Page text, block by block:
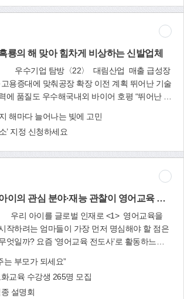
선거를 통해 일꾼을 뽑을 경우 어떤 점에다가
시 암시해주는 대목임을 알 수가 있습니다.여하간
되고, 선거가 있는 해에는 온 나라가 들썩들썩
하여 뭔가 신명나는 분위기가 만들어졌음을 상기
면 아마 올해도 즐겁고 재미있는 일들이 넘쳐나
대박의 한 해가 될 것입니다.아무튼 겨우내 기
모두에게 희망과 행복을 가져다주기를 소망해 봅
니다.그리고 이번 선거를 통하여 우리 모두가 함께
해가 되는 그런 새봄이 시작되기를 열망하면서
1천200여 년 전 후당시대의 유명한 선승인 조주선
합니다. 춘유백화추유월(春有百花秋有月) /봄
엔 꽃 가을엔 달하유량풍동유설(夏有凉風冬有雪)
/여름엔 시원한 바람 겨울엔 눈이라약무한사괘심
두(若無閑事掛心頭) /만약 욕심 없이 한가로우면
상이라!
사에 드는 비용 1천만원을 후원했다. 모라동에
거주하는 박티펌 씨의 부모님과 감전동에 사는 키
리야 파와스리 씨의 여동생 등 모두 5명이 베트남
과 태국에서 비행기를 타고 한국에 와 꿈에도 그리
비롯해 부산 시내를 함께 관광하며 즐거운 시간을
가졌다. 21일에는 괘법동 엠시티뷔페에서 저녁 식
사를 함께 들며 얘기꽃을 피웠다.올해로 창립 35주
을 맞이하는 사상신협은 2011년 12월 31일 현
재 조합원이 7천38명이며, 괘법동 본점과 모라·주
억6천200만원을 기록했으며, 다문화가정 지원을
☎324-1733)
려와 두 분을 모시고 살기로 한 형님네가 승호를
데려온 것이다. 승호는 다름 아닌 위탁가정 아이
려와 2년 동안 키워주고 나중에 승호를 낳아주
신 친부모에게 돌려보내 주는 역할을 하는 것이다.
우리 형님이래서가 아니라 너무 멋지고 훌륭하신
각이었다. 물론 형님네 조카들은 모두 다 대학생
님도 잘했다며 흔쾌히 받아들이셨고, 지금은 어
머님이 승호를 더 잘 봐주신다.나도 그동안 말로만
켜보니 참 위대한 사랑의 실천이 아닐 수 없다.
요즘 경제적으로 어려움을 겪는 가정이 많은데, 이
런 경우 대부분 일시적으로만 아이들을 돌봐주면
부모들이 어려운 상황을 수습하고 정상적인 가
정생활을 되찾는 데 큰 도움이 된다고 한다.자녀가
있는 사람이라면 다 알 것이다. 아이를 키운다는
것이 얼마나 힘들고 어려운 일인지. 더군다나 돌도
안 된 어린 아이를 돌본다는 것은 자신이 낳은 자
이 아니고서는 웬만한 결심과 사랑이 없어서는
된다는 것을. 아기를 워낙 좋아하는 형수님은
호를 안으면서 친아들보다 더 챙기신다. 이런 저
룡의 해 맞아 힘차게 비상하는 신발업체
고용증대에 맞춰공장 확장 이전 계획 뛰어난 기술
에 품질도 우수해국내외 바이어 호평 “뛰어난 기
다.”올해로 창사 11년을 맞이하는 대림산업 조재
균 대표는 이같은 포부를 밝혔다.주문생산(OEM)
강한 기업이라는 평을 듣고 있다.하지만 2011
년은 너무나 힘든 한 해였다고 조재균 대표는 털어
시달렸다고 한다. 해외유명 신발업체 뿐만 아니
라 국내 대형 신발업체들도 주문 물량을 줄이는 바
람에 큰 타격을 입었다고 한다. 30년 가까이 신발
업계에 몸담은 베테랑이지만 너무 힘들어 공장 문
고.신발공장을 10년간 경영하면서 산전수전 다
으며 이겨냈기에, 어려우면 어려울수록 정신력
더 강해지고 극복의 욕구도 더 생긴다고 한다.
해마다 늘어나는 빚에 고민
’ 지정 신청하세요
아이의 관심 분야·재능 관찰이 영어교육 성공의 지름길
작하려는 엄마들이 가장 먼저 명심해야 할 점은
엇일까? 요즘 ‘영어교육 전도사’로 활동하느라
교하는 습관을 버려라”고 힘주어 말한다. 옆집 엄
를 따라 하기보다는 내 아이의 관심 분야나 재능
어떤지를 유심히 관찰하는 것이 영어교육 성공
는 부모가 되세요”
교육 수강생 265명 모집
설명회